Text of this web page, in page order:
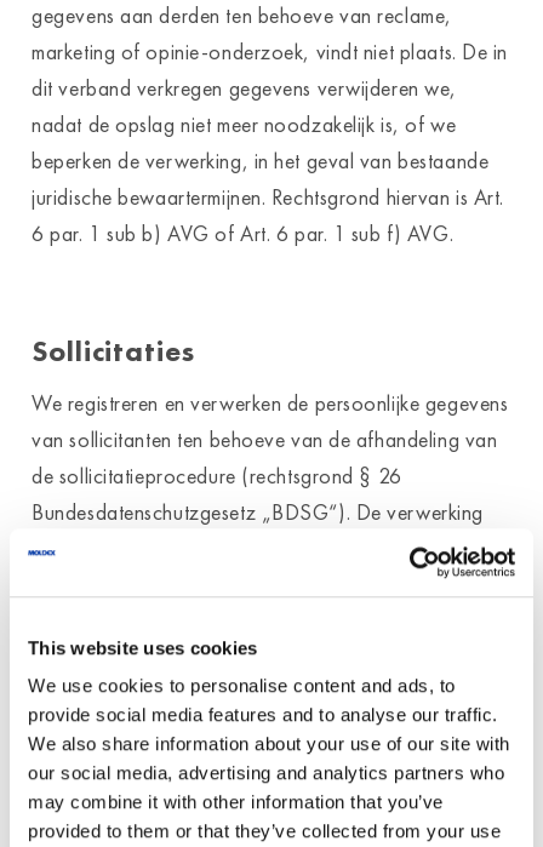
This website uses cookies
We use cookies to personalise content and ads, to
provide social media features and to analyse our traffic.
We also share information about your use of our site with
our social media, advertising and analytics partners who
may combine it with other information that you’ve
provided to them or that they’ve collected from your use
gegevens aan derden ten behoeve van reclame,
marketing of opinie-onderzoek, vindt niet plaats. De in
dit verband verkregen gegevens verwijderen we,
nadat de opslag niet meer noodzakelijk is, of we
beperken de verwerking, in het geval van bestaande
juridische bewaartermijnen. Rechtsgrond hiervan is Art.
6 par. 1 sub b) AVG of Art. 6 par. 1 sub f) AVG.
Sollicitaties
We registreren en verwerken de persoonlijke gegevens
van sollicitanten ten behoeve van de afhandeling van
de sollicitatieprocedure (rechtsgrond § 26
Bundesdatenschutzgesetz „BDSG“). De verwerking
kan ook via elektronische weg plaatsvinden. Dat geldt
bijvoorbeeld per e-mail aan ons overdraagt.
Bij het afsluiten van een arbeidscontract met een
sollicitant worden de overgedragen gegevens ten
behoeve van het afwikkelen van het werkverband
opgeslagen, rekening houdend met de wettelijke